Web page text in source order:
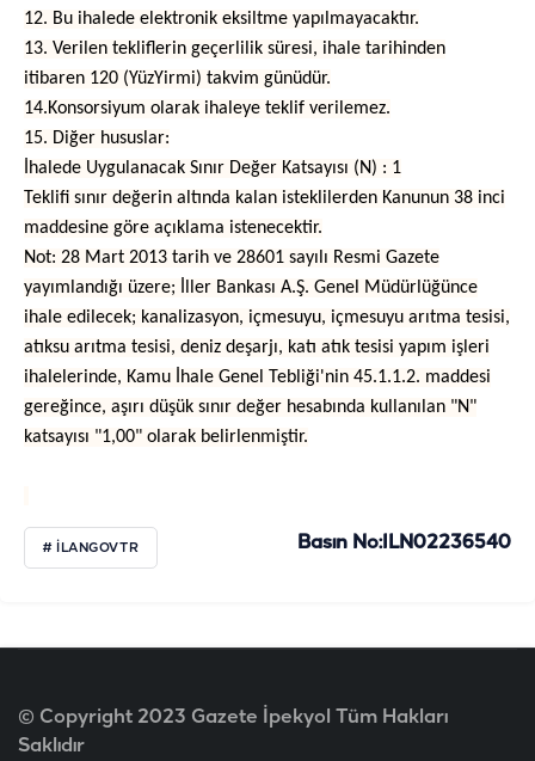
12. Bu ihalede elektronik eksiltme yapılmayacaktır.
13. Verilen tekliflerin geçerlilik süresi, ihale tarihinden
itibaren 120 (YüzYirmi) takvim günüdür.
14.Konsorsiyum olarak ihaleye teklif verilemez.
15. Diğer hususlar:
İhalede Uygulanacak Sınır Değer Katsayısı (N) : 1
Teklifi sınır değerin altında kalan isteklilerden Kanunun 38 inci
maddesine göre açıklama istenecektir.
Not: 28 Mart 2013 tarih ve 28601 sayılı Resmi Gazete
yayımlandığı üzere; İller Bankası A.Ş. Genel Müdürlüğünce
ihale edilecek; kanalizasyon, içmesuyu, içmesuyu arıtma tesisi,
atıksu arıtma tesisi, deniz deşarjı, katı atık tesisi yapım işleri
ihalelerinde, Kamu İhale Genel Tebliği'nin 45.1.1.2. maddesi
gereğince, aşırı düşük sınır değer hesabında kullanılan "N"
katsayısı "1,00" olarak belirlenmiştir.
# ILANGOVTR Basın No:ILN02236540
© Copyright 2023 Gazete İpekyol Tüm Hakları
Saklıdır